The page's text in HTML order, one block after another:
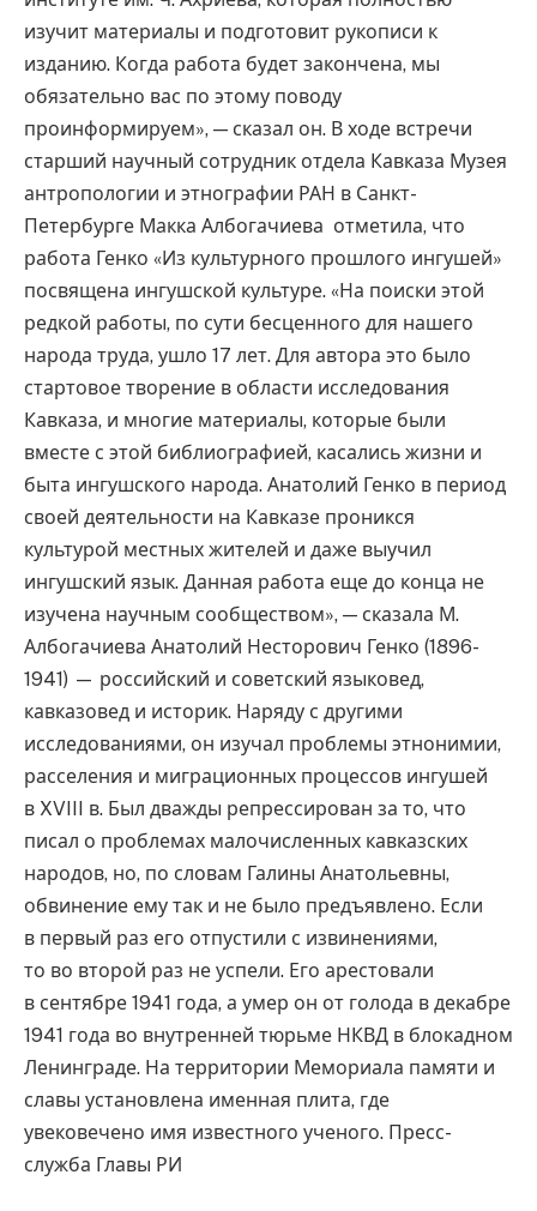
изучит материалы и подготовит рукописи к
изданию. Когда работа будет закончена, мы
обязательно вас по этому поводу
проинформируем», — сказал он. В ходе встречи
старший научный сотрудник отдела Кавказа Музея
антропологии и этнографии РАН в Санкт-
Петербурге Макка Албогачиева отметила, что
работа Генко «Из культурного прошлого ингушей»
посвящена ингушской культуре. «На поиски этой
редкой работы, по сути бесценного для нашего
народа труда, ушло 17 лет. Для автора это было
стартовое творение в области исследования
Кавказа, и многие материалы, которые были
вместе с этой библиографией, касались жизни и
быта ингушского народа. Анатолий Генко в период
своей деятельности на Кавказе проникся
культурой местных жителей и даже выучил
ингушский язык. Данная работа еще до конца не
изучена научным сообществом», — сказала М.
Албогачиева Анатолий Несторович Генко (1896-
1941) — российский и советский языковед,
кавказовед и историк. Наряду с другими
исследованиями, он изучал проблемы этнонимии,
расселения и миграционных процессов ингушей
в XVIII в. Был дважды репрессирован за то, что
писал о проблемах малочисленных кавказских
народов, но, по словам Галины Анатольевны,
обвинение ему так и не было предъявлено. Если
в первый раз его отпустили с извинениями,
то во второй раз не успели. Его арестовали
в сентябре 1941 года, а умер он от голода в декабре
1941 года во внутренней тюрьме НКВД в блокадном
Ленинграде. На территории Мемориала памяти и
славы установлена именная плита, где
увековечено имя известного ученого. Пресс-
служба Главы РИ